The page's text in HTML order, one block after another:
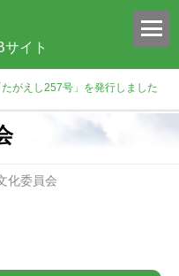
サイト
たがえし257号」を発行しました
化委員会